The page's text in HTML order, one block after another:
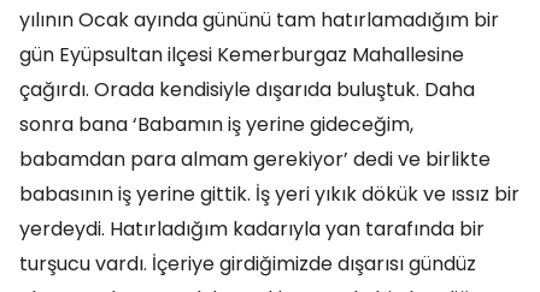
yılının Ocak ayında gününü tam hatırlamadığım bir
gün Eyüpsultan ilçesi Kemerburgaz Mahallesine
çağırdı. Orada kendisiyle dışarıda buluştuk. Daha
sonra bana ‘Babamın iş yerine gideceğim,
babamdan para almam gerekiyor’ dedi ve birlikte
babasının iş yerine gittik. İş yeri yıkık dökük ve ıssız bir
yerdeydi. Hatırladığım kadarıyla yan tarafında bir
turşucu vardı. İçeriye girdiğimizde dışarısı gündüz